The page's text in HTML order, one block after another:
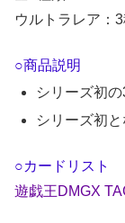
ウルトラレア：
○商品説明
シリーズ初の
シリーズ初
○カードリスト
遊戯王DMGX